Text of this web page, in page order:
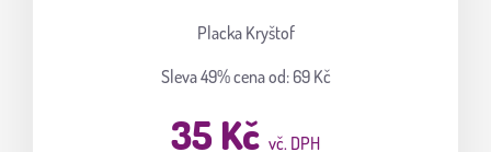
Placka Kryštof
Sleva 49%cena od: 69 Kč
35 Kč vč. DPH